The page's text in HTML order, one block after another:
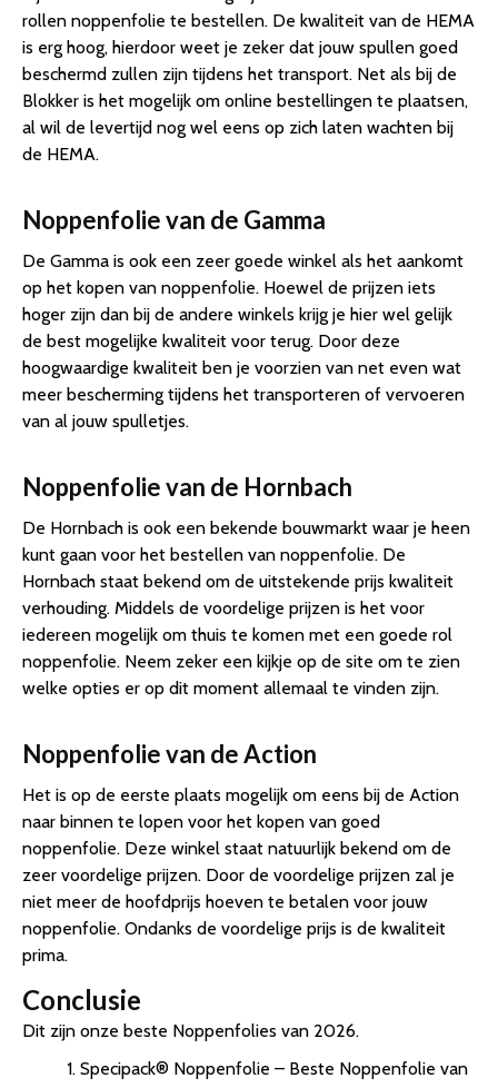
rollen noppenfolie te bestellen. De kwaliteit van de HEMA
is erg hoog, hierdoor weet je zeker dat jouw spullen goed
beschermd zullen zijn tijdens het transport. Net als bij de
Blokker is het mogelijk om online bestellingen te plaatsen,
al wil de levertijd nog wel eens op zich laten wachten bij
de HEMA.
Noppenfolie van de Gamma
De Gamma is ook een zeer goede winkel als het aankomt
op het kopen van noppenfolie. Hoewel de prijzen iets
hoger zijn dan bij de andere winkels krijg je hier wel gelijk
de best mogelijke kwaliteit voor terug. Door deze
hoogwaardige kwaliteit ben je voorzien van net even wat
meer bescherming tijdens het transporteren of vervoeren
van al jouw spulletjes.
Noppenfolie van de Hornbach
De Hornbach is ook een bekende bouwmarkt waar je heen
kunt gaan voor het bestellen van noppenfolie. De
Hornbach staat bekend om de uitstekende prijs kwaliteit
verhouding. Middels de voordelige prijzen is het voor
iedereen mogelijk om thuis te komen met een goede rol
noppenfolie. Neem zeker een kijkje op de site om te zien
welke opties er op dit moment allemaal te vinden zijn.
Noppenfolie van de Action
Het is op de eerste plaats mogelijk om eens bij de Action
naar binnen te lopen voor het kopen van goed
noppenfolie. Deze winkel staat natuurlijk bekend om de
zeer voordelige prijzen. Door de voordelige prijzen zal je
niet meer de hoofdprijs hoeven te betalen voor jouw
noppenfolie. Ondanks de voordelige prijs is de kwaliteit
prima.
Conclusie
Dit zijn onze beste Noppenfolies van 2026.
1. Specipack® Noppenfolie – Beste Noppenfolie van